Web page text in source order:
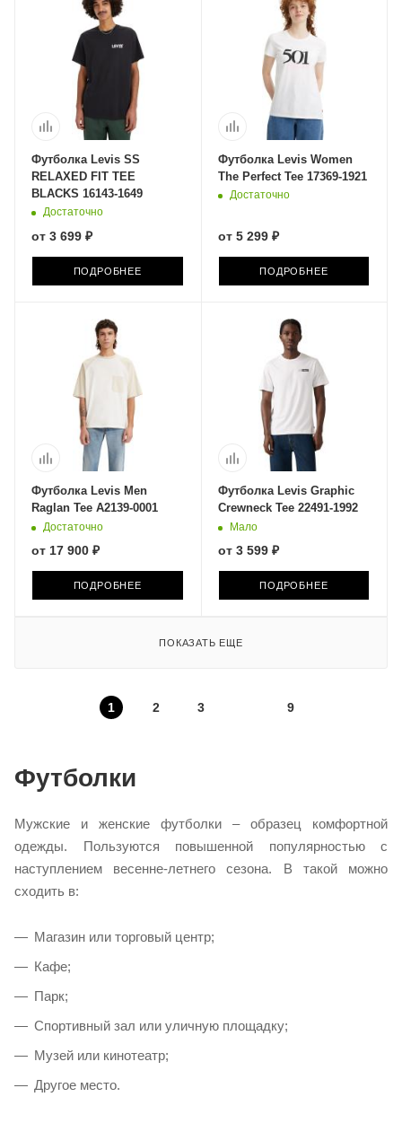
Футболка Levis SS
RELAXED FIT TEE
BLACKS 16143-1649
Достаточно
от 3 699 ₽
ПОДРОБНЕЕ
Футболка Levis Women
The Perfect Tee 17369-1921
Достаточно
от 5 299 ₽
ПОДРОБНЕЕ
Футболка Levis Men
Raglan Tee A2139-0001
Достаточно
от 17 900 ₽
ПОДРОБНЕЕ
Футболка Levis Graphic
Crewneck Tee 22491-1992
Мало
от 3 599 ₽
ПОДРОБНЕЕ
ПОКАЗАТЬ ЕЩЕ
1 2 3 9
Футболки
Мужские и женские футболки – образец комфортной
одежды. Пользуются повышенной популярностью с
наступлением весенне-летнего сезона. В такой можно
сходить в:
Магазин или торговый центр;
Кафе;
Парк;
Спортивный зал или уличную площадку;
Музей или кинотеатр;
Другое место.